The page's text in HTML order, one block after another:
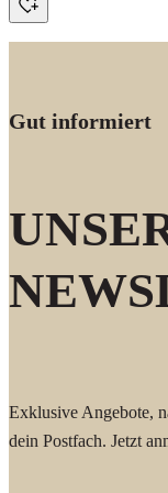
Gut informiert
Exklusive Angebote,
dein Postfach. Jetzt